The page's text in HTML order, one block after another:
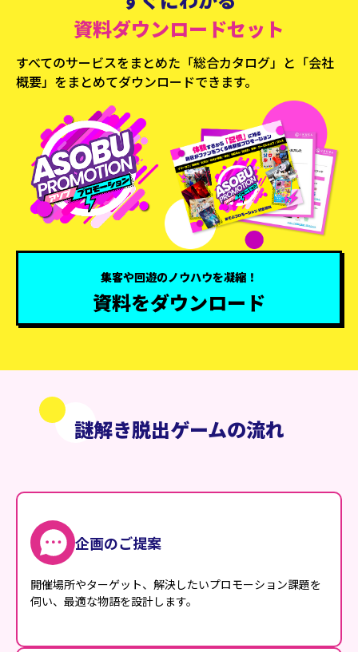
資料ダウンロードセット
すべてのサービスをまとめた「総合カタログ」と 「会社
概要」をまとめてダウンロードできます。
集客や回遊のノウハウを凝縮！
資料をダウンロード
謎解き脱出ゲームの流れ
企画のご提案
開催場所やターゲット、解決したいプロモーション課題を
伺い、最適な物語を設計します。